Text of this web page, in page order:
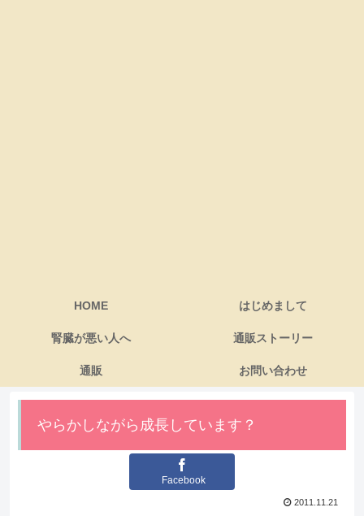
HOME はじめまして
腎臓が悪い人へ 通販ストーリー
通販 お問い合わせ
やらかしながら成長しています？
Facebook
2011.11.21